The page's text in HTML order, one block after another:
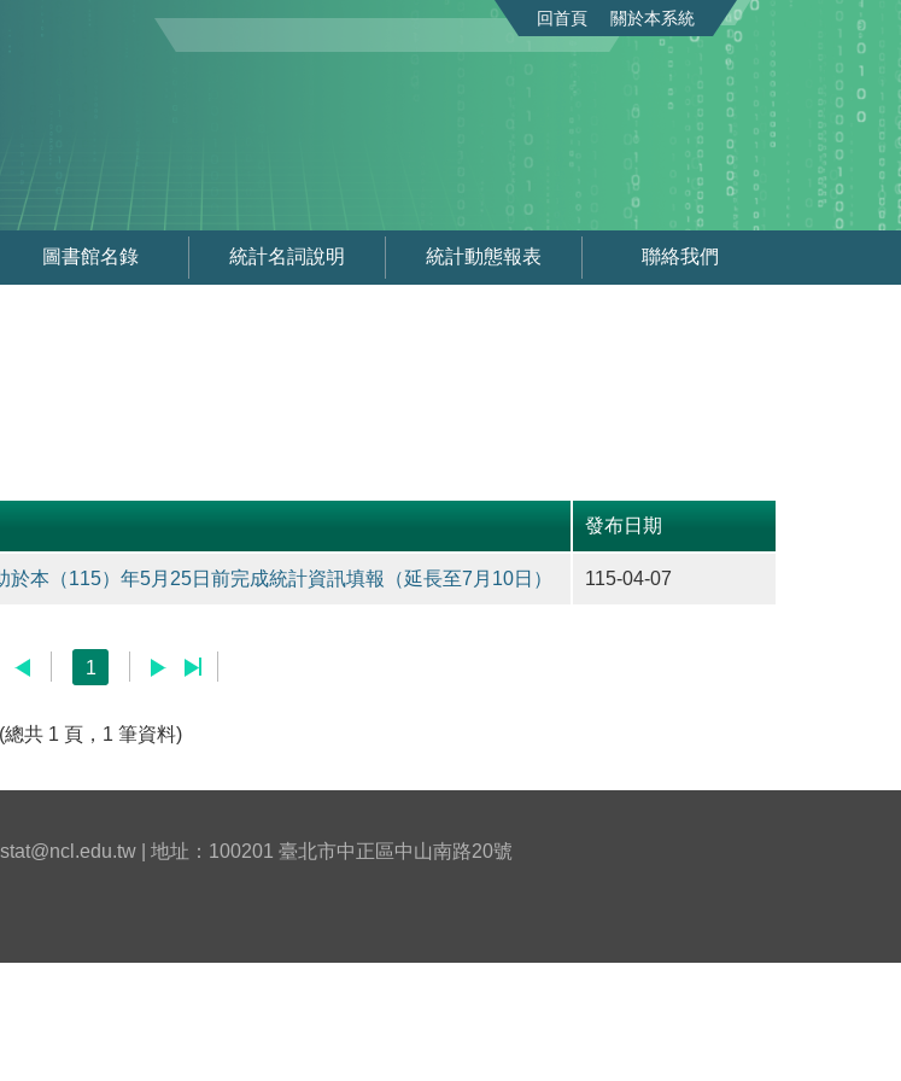
回首頁 關於本系統
圖書館名錄 統計名詞說明 統計動態報表 聯絡我們
發布日期
本（115）年5月25日前完成統計資訊填報（延長至7月10日） 115-04-07
1
(總共 1 頁，1 筆資料)
| 地址：100201 臺北市中正區中山南路20號